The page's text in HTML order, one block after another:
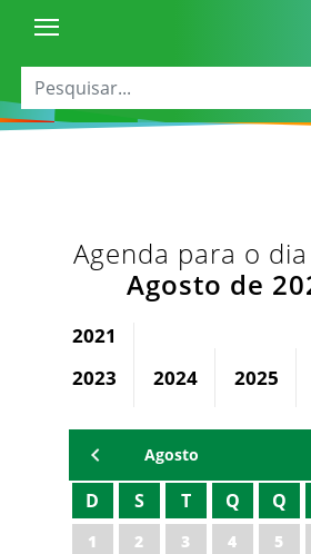
Agenda para o dia
Agosto de
2021
2023
2024 2025
Agosto
D S T Q Q
1 2 3 4 5